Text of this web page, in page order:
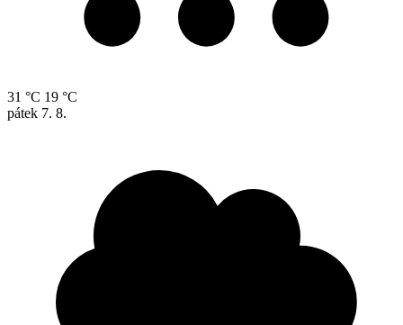
31 °C 19 °C
pátek 7. 8.